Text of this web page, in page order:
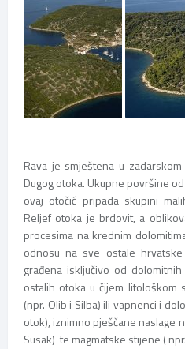
Rava je smještena u
Dugog otoka. Ukupne površine
ovaj otočić pripada skupini
Reljef otoka je brdovit, a
procesima na krednim
odnosu na sve ostale
građena isključivo od
ostalih otoka u čijem litološkom
(npr. Olib i Silba) ili vapnenci i
otok), iznimno pješčane naslage
Susak) te magmatske stijene (